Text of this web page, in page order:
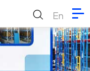
En